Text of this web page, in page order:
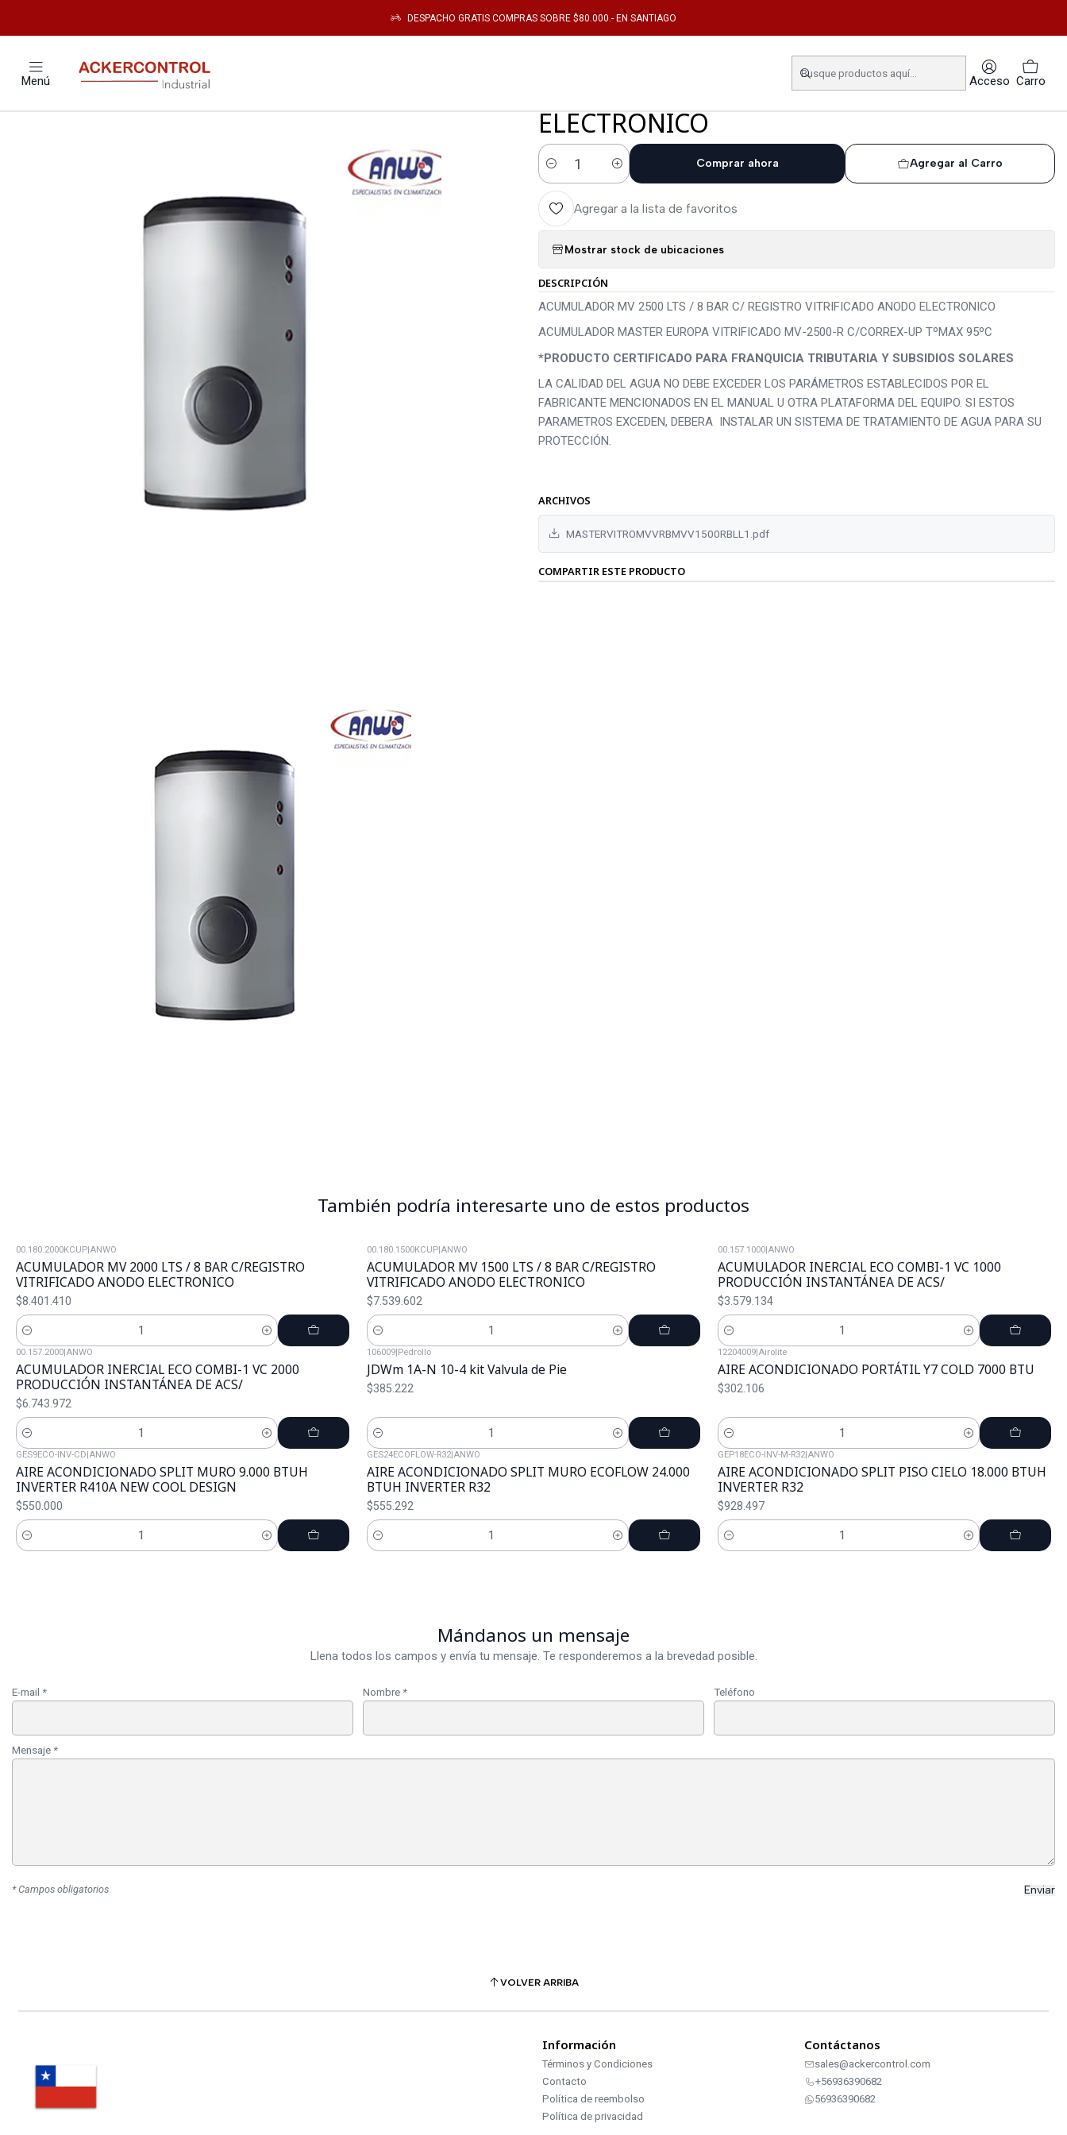
Menú Acceso Carro
DESPACHO GRATIS COMPRAS SOBRE $80.000.- EN SANTIAGO
CALEFACTOR ACUMULADOR MV 2500 LTS / 8 BAR C/ REGISTRO VITRIFICADO ANODO ELECTRONICO
ACUMULADOR MV 2500 LTS / 8 BAR C/
REGISTRO VITRIFICADO ANODO
ELECTRONICO
Cantidad
Agregar al Carro
Comprar ahora
Agregar a la lista de favoritos
Mostrar stock de ubicaciones
DESCRIPCIÓN
ACUMULADOR MV 2500 LTS / 8 BAR C/ REGISTRO VITRIFICADO ANODO ELECTRONICO
ACUMULADOR MASTER EUROPA VITRIFICADO MV-2500-R C/CORREX-UP TºMAX 95ºC
*PRODUCTO CERTIFICADO PARA FRANQUICIA TRIBUTARIA Y SUBSIDIOS SOLARES
LA CALIDAD DEL AGUA NO DEBE EXCEDER LOS PARÁMETROS ESTABLECIDOS POR EL
FABRICANTE MENCIONADOS EN EL MANUAL U OTRA PLATAFORMA DEL EQUIPO. SI ESTOS
PARAMETROS EXCEDEN, DEBERA INSTALAR UN SISTEMA DE TRATAMIENTO DE AGUA PARA SU
PROTECCIÓN.
ARCHIVOS
MASTERVITROMVVRBMVV1500RBLL1.pdf
COMPARTIR ESTE PRODUCTO
También podría interesarte uno de estos productos
00.180.2000KCUP|ANWO
ACUMULADOR MV 2000 LTS / 8 BAR C/REGISTRO
VITRIFICADO ANODO ELECTRONICO
$8.401.410
Cantidad
00.180.1500KCUP|ANWO
ACUMULADOR MV 1500 LTS / 8 BAR C/REGISTRO
VITRIFICADO ANODO ELECTRONICO
$7.539.602
Cantidad
00.157.1000|ANWO
ACUMULADOR INERCIAL ECO COMBI-1 VC 1000
PRODUCCIÓN INSTANTÁNEA DE ACS/
$3.579.134
Cantidad
00.157.2000|ANWO
ACUMULADOR INERCIAL ECO COMBI-1 VC 2000
PRODUCCIÓN INSTANTÁNEA DE ACS/
$6.743.972
Cantidad
106009|Pedrollo
JDWm 1A-N 10-4 kit Valvula de Pie
$385.222
Cantidad
12204009|Airolite
AIRE ACONDICIONADO PORTÁTIL Y7 COLD 7000 BTU
$302.106
Cantidad
GES9ECO-INV-CD|ANWO
AIRE ACONDICIONADO SPLIT MURO 9.000 BTUH
INVERTER R410A NEW COOL DESIGN
$550.000
Cantidad
GES24ECOFLOW-R32|ANWO
AIRE ACONDICIONADO SPLIT MURO ECOFLOW 24.000
BTUH INVERTER R32
$555.292
Cantidad
GEP18ECO-INV-M-R32|ANWO
AIRE ACONDICIONADO SPLIT PISO CIELO 18.000 BTUH
INVERTER R32
$928.497
Cantidad
Mándanos un mensaje
Llena todos los campos y envía tu mensaje. Te responderemos a la brevedad posible.
E-mail * Nombre * Teléfono
Mensaje *
* Campos obligatorios
VOLVER ARRIBA
Información
Términos y Condiciones
Contacto
Política de reembolso
Política de privacidad
Contáctanos
sales@ackercontrol.com
+56936390682
56936390682